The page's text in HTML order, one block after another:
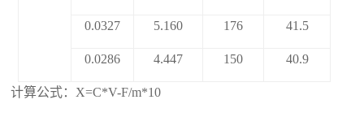
0.0327 5.160 176 41.5
0.0286 4.447 150 40.9
计算公式：X=C*V-F/m*10